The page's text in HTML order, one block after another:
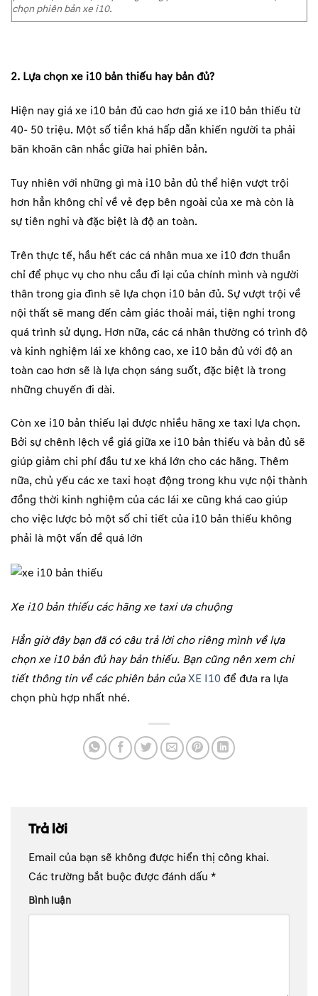
chọn phiên bản xe i10.
2. Lựa chọn xe i10 bản thiếu hay bản đủ?
Hiện nay giá xe i10 bản đủ cao hơn giá xe i10 bản thiếu từ
40- 50 triệu. Một số tiền khá hấp dẫn khiến người ta phải
băn khoăn cân nhắc giữa hai phiên bản.
Tuy nhiên với những gì mà i10 bản đủ thể hiện vượt trội
hơn hẳn không chỉ về vẻ đẹp bên ngoài của xe mà còn là
sự tiên nghi và đặc biệt là độ an toàn.
Trên thực tế, hầu hết các cá nhân mua xe i10 đơn thuần
chỉ để phục vụ cho nhu cầu đi lại của chính mình và người
thân trong gia đình sẽ lựa chọn i10 bản đủ. Sự vượt trội về
nội thất sẽ mang đến cảm giác thoải mái, tiện nghi trong
quá trình sử dụng. Hơn nữa, các cá nhân thường có trình độ
và kinh nghiệm lái xe không cao, xe i10 bản đủ với độ an
toàn cao hơn sẽ là lựa chọn sáng suốt, đặc biệt là trong
những chuyến đi dài.
Còn xe i10 bản thiếu lại được nhiều hãng xe taxi lựa chọn.
Bởi sự chênh lệch về giá giữa xe i10 bản thiếu và bản đủ sẽ
giúp giảm chi phí đầu tư xe khá lớn cho các hãng. Thêm
nữa, chủ yếu các xe taxi hoạt động trong khu vực nội thành
đồng thời kinh nghiệm của các lái xe cũng khá cao giúp
cho việc lược bỏ một số chi tiết của i10 bản thiếu không
phải là một vấn đề quá lớn
Xe i10 bản thiếu các hãng xe taxi ưa chuộng
Hẳn giờ đây bạn đã có câu trả lời cho riêng mình về lựa
chọn xe i10 bản đủ hay bản thiếu. Bạn cũng nên xem chi
tiết thông tin về các phiên bản củaXE I10 để đưa ra lựa
chọn phù hợp nhất nhé.
Trả lời
Email của bạn sẽ không được hiển thị công khai.
Các trường bắt buộc được đánh dấu *
Bình luận